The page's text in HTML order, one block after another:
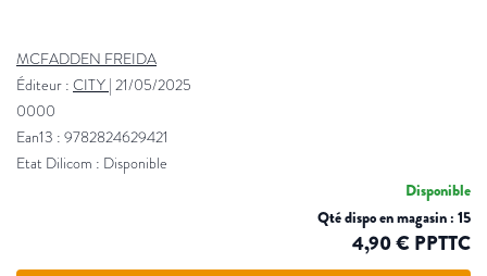
MCFADDEN FREIDA
Éditeur : CITY | 21/05/2025
0000
Ean13 : 9782824629421
Etat Dilicom : Disponible
Disponible
Qté dispo en magasin : 15
4,90 € PPTTC